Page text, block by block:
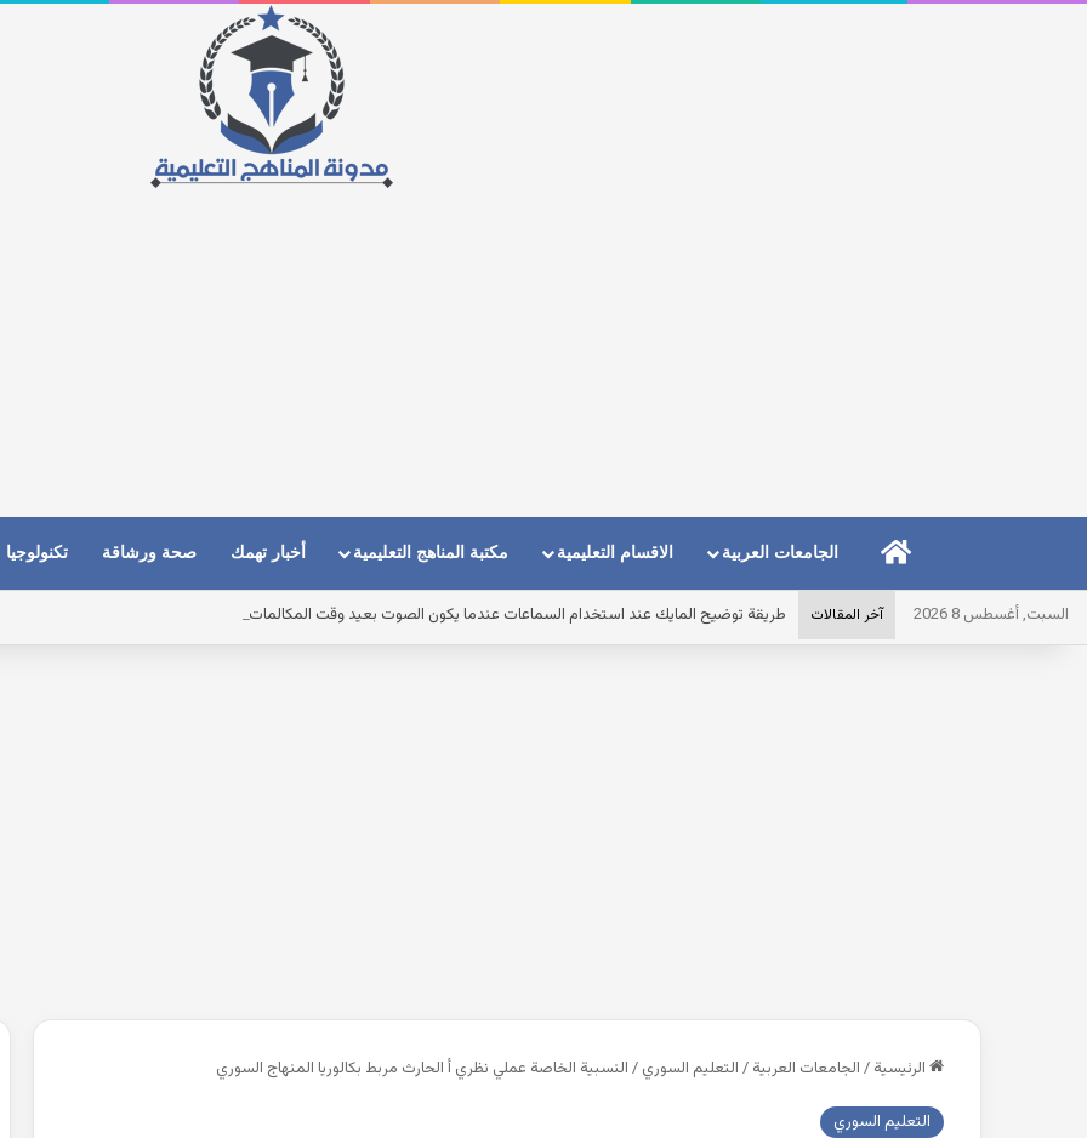
الرئيسيةالجامعات العربية الاقسام التعليمية مكتبة المناهج التعليمية أخبار تهمك صحة ورشاقة تكنولوجيا
السبت, أغسطس 8 2026 آخر المقالات طريقة توضيح المايك عند استخدام السماعات عندما يكون الصوت بعيد وقت المكالمات
الرئيسية / الجامعات العربية / التعليم السوري / النسبية الخاصة عملي نظري أ الحارث مربط بكالوريا المنهاج السوري
التعليم السوري